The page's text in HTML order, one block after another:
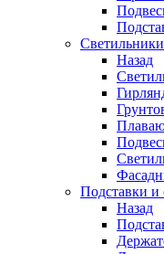
Светильники
Назад
Подставки и
Назад